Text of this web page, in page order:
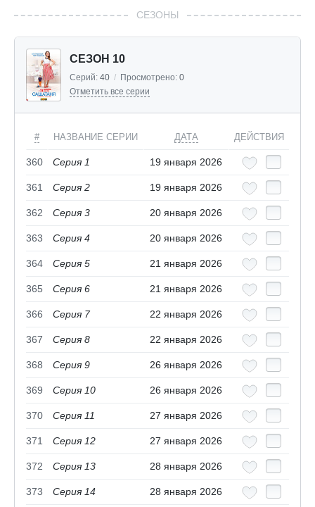
СЕЗОНЫ
СЕЗОН 10
Серий: 40 / Просмотрено: 0
Отметить все серии
# НАЗВАНИЕ СЕРИИ ДАТА ДЕЙСТВИЯ
360 Серия 1 19 января 2026
361 Серия 2 19 января 2026
362 Серия 3 20 января 2026
363 Серия 4 20 января 2026
364 Серия 5 21 января 2026
365 Серия 6 21 января 2026
366 Серия 7 22 января 2026
367 Серия 8 22 января 2026
368 Серия 9 26 января 2026
369 Серия 10 26 января 2026
370 Серия 11 27 января 2026
371 Серия 12 27 января 2026
372 Серия 13 28 января 2026
373 Серия 14 28 января 2026